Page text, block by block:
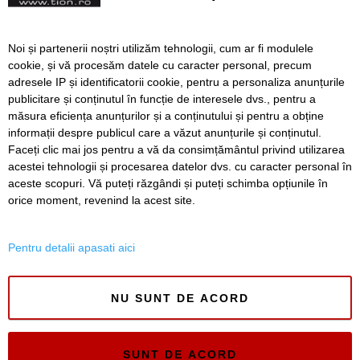
Preoții împart Paști pe la
casele credincioșilor,
echipați cu mască și
mănuși. Oamenii lasă pungi
la poartă pentru a primi
prescura
Înapoi Înainte
SERVICII Redactia
Folosinta Cookie-urilor
Noi și partenerii noștri utilizăm tehnologii, cum ar fi modulele
cookie, și vă procesăm datele cu caracter personal, precum
adresele IP și identificatorii cookie, pentru a personaliza anunțurile
publicitare și conținutul în funcție de interesele dvs., pentru a
măsura eficiența anunțurilor și a conținutului și pentru a obține
informații despre publicul care a văzut anunțurile și conținutul.
Faceți clic mai jos pentru a vă da consimțământul privind utilizarea
acestei tehnologii și procesarea datelor dvs. cu caracter personal în
aceste scopuri. Vă puteți răzgândi și puteți schimba opțiunile în
orice moment, revenind la acest site.
Pentru detalii apasati aici
NU SUNT DE ACORD
SUNT DE ACORD